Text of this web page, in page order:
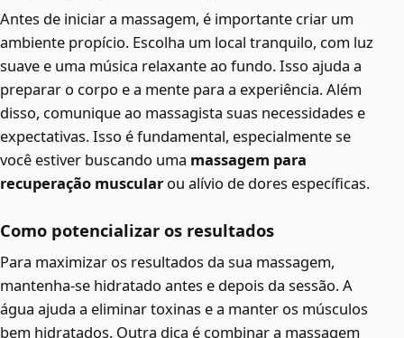
Antes de iniciar a massagem, é importante criar um
ambiente propício. Escolha um local tranquilo, com luz
suave e uma música relaxante ao fundo. Isso ajuda a
preparar o corpo e a mente para a experiência. Além
disso, comunique ao massagista suas necessidades e
expectativas. Isso é fundamental, especialmente se
você estiver buscando uma massagem para
recuperação muscular ou alívio de dores específicas.
Como potencializar os resultados
Para maximizar os resultados da sua massagem,
mantenha-se hidratado antes e depois da sessão. A
água ajuda a eliminar toxinas e a manter os músculos
bem hidratados. Outra dica é combinar a massagem